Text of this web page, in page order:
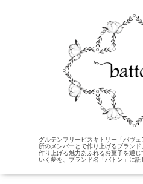
グルテンフリービスキトリー「パヴ
所のメンバーとで作り上げるブラン
作り上げる魅力あふれるお菓子を通
いく夢を、ブランド名「バトン」に託